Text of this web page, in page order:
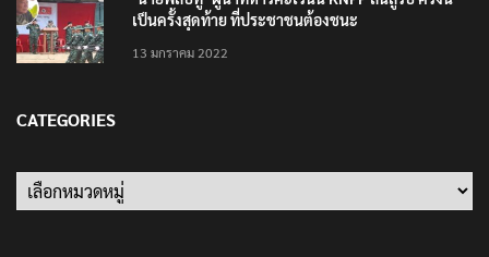
เป็นครั้งสุดท้าย ที่ประชาชนต้องชนะ
13 มกราคม 2022
CATEGORIES
Categories